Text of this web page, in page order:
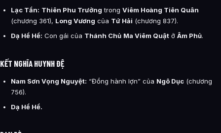
Lạc Tần: Thiên Phu Trưởng trong Viêm Hoàng Tiên Quân
(chương 361), Long Vương của Tứ Hải (chương 837).
Dạ Hề Hề: Con gái của Thánh Chủ Ma Viêm Quật ở Âm Phủ.
KẾT NGHĨA HUYNH ĐỆ
Nam Sơn Vọng Nguyệt: “Đồng hành lợn” của Ngô Dục (chương
756).
Dạ Hề Hề.